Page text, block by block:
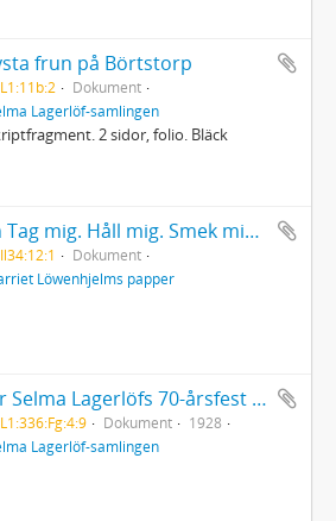
frun på Börtstorp
Dokument
Lagerlöf-samlingen
2 sidor, folio. Bläck
Dikten Tag mig. Håll mig. Smek mig sakta
Dokument
Löwenhjelms papper
Doktor Selma Lagerlöfs 70-årsfest på Grand Hôtel 20/11-1928
Dokument
1928
Lagerlöf-samlingen